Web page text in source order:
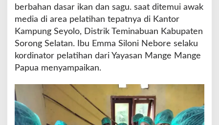
t
h
a
n
P
n
l
h
berbahan dasar ikan dan sagu. saat ditemui awak
media di area pelatihan tepatnya di Kantor
Kampung Seyolo, Distrik Teminabuan Kabupaten
Sorong Selatan. Ibu Emma Siloni Nebore selaku
kordinator pelatihan dari Yayasan Mange Mange
Papua menyampaikan.